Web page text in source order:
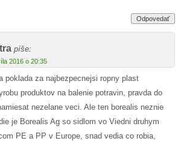
Odpovedať
píše:
2016 o 20:35
poklada za najbezpecnejsi ropny plast
produktov na balenie potravin, pravda do
nezelane veci. Ale ten borealis neznie
je Borealis Ag so sidlom vo Viedni druhym
PE a PP v Europe, snad vedia co robia,